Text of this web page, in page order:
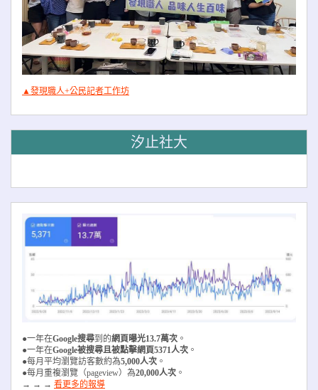
▲發現職人+公民記者工作坊
汐止社大
●一年在Google搜尋到的網頁曝光13.7萬次 。
●一年在Google被搜尋且被點擊網頁5371人次 。
●每月平均瀏覽訪客數約為5,000人次 。
●每月重複瀏覽（pageview）為20,000人次 。
→ → → 看更多的報導